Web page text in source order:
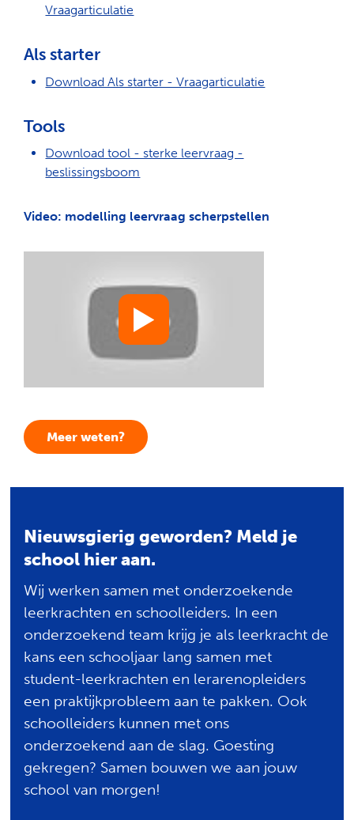
Vraagarticulatie
Als starter
Download Als starter - Vraagarticulatie
Tools
Download tool - sterke leervraag -
beslissingsboom
Video: modelling leervraag scherpstellen
Meer weten?
Nieuwsgierig geworden? Meld je
school hier aan.
Wij werken samen met onderzoekende
leerkrachten en schoolleiders. In een
onderzoekend team krijg je als leerkracht de
kans een schooljaar lang samen met
student-leerkrachten en lerarenopleiders
een praktijkprobleem aan te pakken. Ook
schoolleiders kunnen met ons
onderzoekend aan de slag. Goesting
gekregen? Samen bouwen we aan jouw
school van morgen!